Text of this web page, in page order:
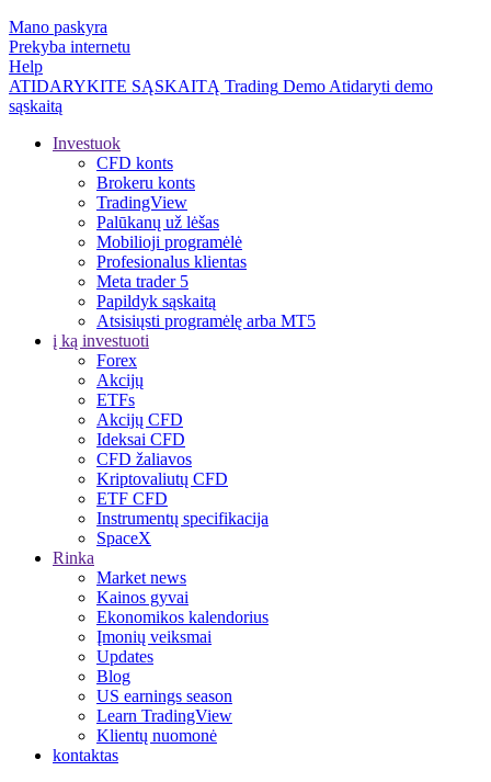
Mano paskyra
Prekyba internetu
Help
ATIDARYKITE SĄSKAITĄ Trading Demo Atidaryti demo
sąskaitą
Investuok
CFD konts
Brokeru konts
TradingView
Palūkanų už lėšas
Mobilioji programėlė
Profesionalus klientas
Meta trader 5
Papildyk sąskaitą
Atsisiųsti programėlę arba MT5
į ką investuoti
Forex
Akcijų
ETFs
Akcijų CFD
Ideksai CFD
CFD žaliavos
Kriptovaliutų CFD
ETF CFD
Instrumentų specifikacija
SpaceX
Rinka
Market news
Kainos gyvai
Ekonomikos kalendorius
Įmonių veiksmai
Updates
Blog
US earnings season
Learn TradingView
Klientų nuomonė
kontaktas